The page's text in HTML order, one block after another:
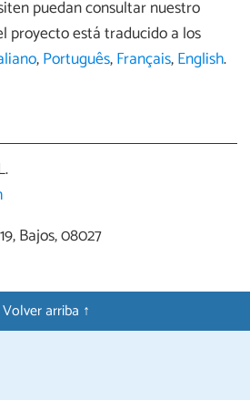
puedan consultar nuestro
proyecto está traducido a los
,Português,Français,English.
Bajos, 08027
Volver arriba ↑